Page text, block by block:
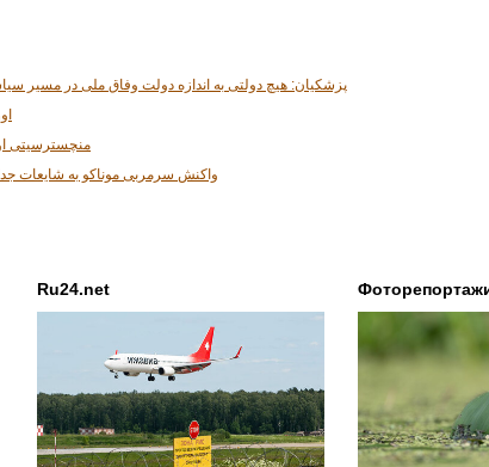
پزشکیان: هیچ دولتی به اندازه دولت وفاق ملی در
منچسترسیتی
واکنش سرمربی موناکو به شایعات
Ru24.net